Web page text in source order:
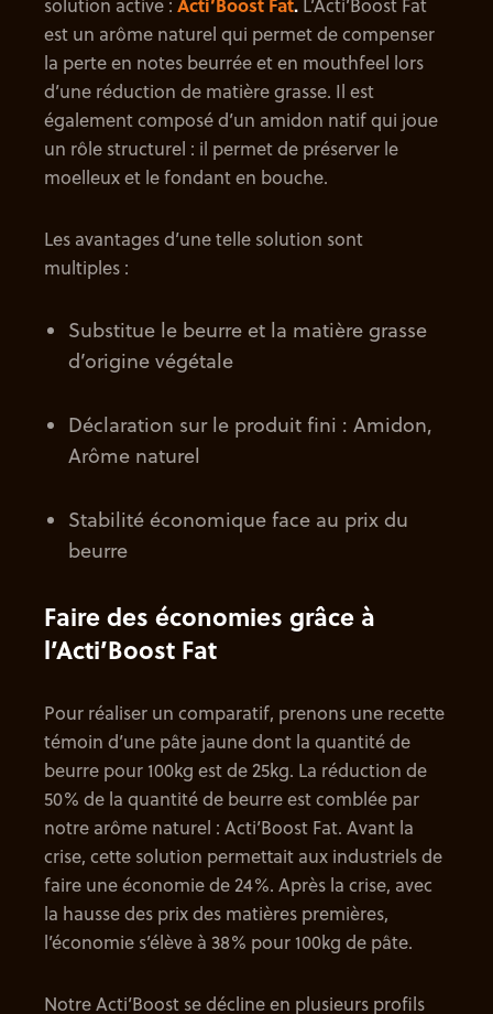
solution active : Acti’Boost Fat. L’Acti’Boost Fat
est un arôme naturel qui permet de compenser
la perte en notes beurrée et en mouthfeel lors
d’une réduction de matière grasse. Il est
également composé d’un amidon natif qui joue
un rôle structurel : il permet de préserver le
moelleux et le fondant en bouche.
Les avantages d’une telle solution sont
multiples :
Substitue le beurre et la matière grasse
d’origine végétale
Déclaration sur le produit fini : Amidon,
Arôme naturel
Stabilité économique face au prix du
beurre
Faire des économies grâce à
l’Acti’Boost Fat
Pour réaliser un comparatif, prenons une recette
témoin d’une pâte jaune dont la quantité de
beurre pour 100kg est de 25kg. La réduction de
50% de la quantité de beurre est comblée par
notre arôme naturel : Acti’Boost Fat. Avant la
crise, cette solution permettait aux industriels de
faire une économie de 24%. Après la crise, avec
la hausse des prix des matières premières,
l’économie s’élève à 38% pour 100kg de pâte.
Notre Acti’Boost se décline en plusieurs profils